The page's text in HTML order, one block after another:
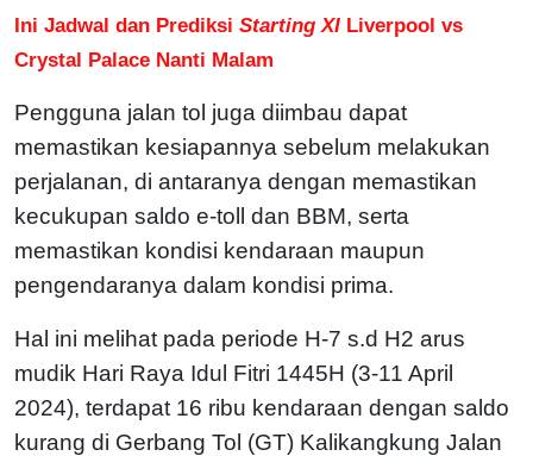
Ini Jadwal dan Prediksi Starting XI Liverpool vs
Crystal Palace Nanti Malam
Pengguna jalan tol juga diimbau dapat
memastikan kesiapannya sebelum melakukan
perjalanan, di antaranya dengan memastikan
kecukupan saldo e-toll dan BBM, serta
memastikan kondisi kendaraan maupun
pengendaranya dalam kondisi prima.
Hal ini melihat pada periode H-7 s.d H2 arus
mudik Hari Raya Idul Fitri 1445H (3-11 April
2024), terdapat 16 ribu kendaraan dengan saldo
kurang di Gerbang Tol (GT) Kalikangkung Jalan